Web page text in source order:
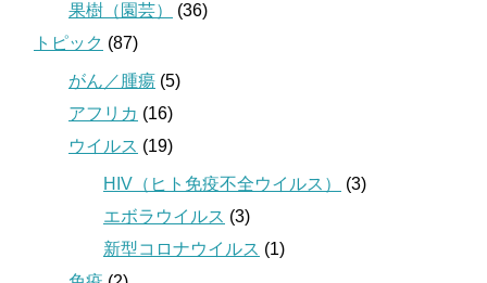
果樹（園芸）
(36)
トピック (87)
がん／腫瘍 (5)
アフリカ (16)
ウイルス (19)
HIV（ヒト免疫不全ウイルス）
(3)
エボラウイルス (3)
新型コロナウイルス (1)